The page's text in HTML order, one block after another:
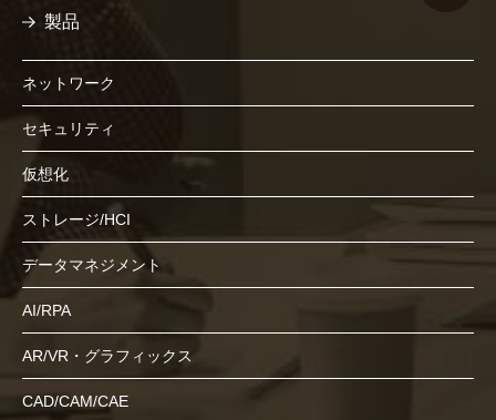
製品
ネットワーク
セキュリティ
仮想化
ストレージ/HCI
データマネジメント
AI/RPA
AR/VR・グラフィックス
CAD/CAM/CAE